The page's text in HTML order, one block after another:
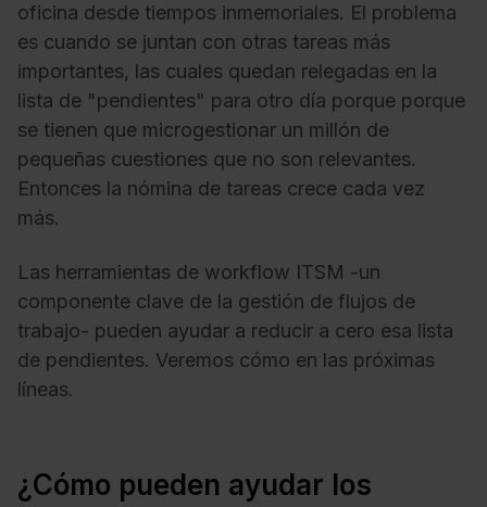
oficina desde tiempos inmemoriales. El problema
es cuando se juntan con otras tareas más
importantes, las cuales quedan relegadas en la
lista de "pendientes" para otro día porque porque
se tienen que microgestionar un millón de
pequeñas cuestiones que no son relevantes.
Entonces la nómina de tareas crece cada vez
más.
Las herramientas de workflow ITSM -un
componente clave de la gestión de flujos de
trabajo- pueden ayudar a reducir a cero esa lista
de pendientes. Veremos cómo en las próximas
líneas.
¿Cómo pueden ayudar los